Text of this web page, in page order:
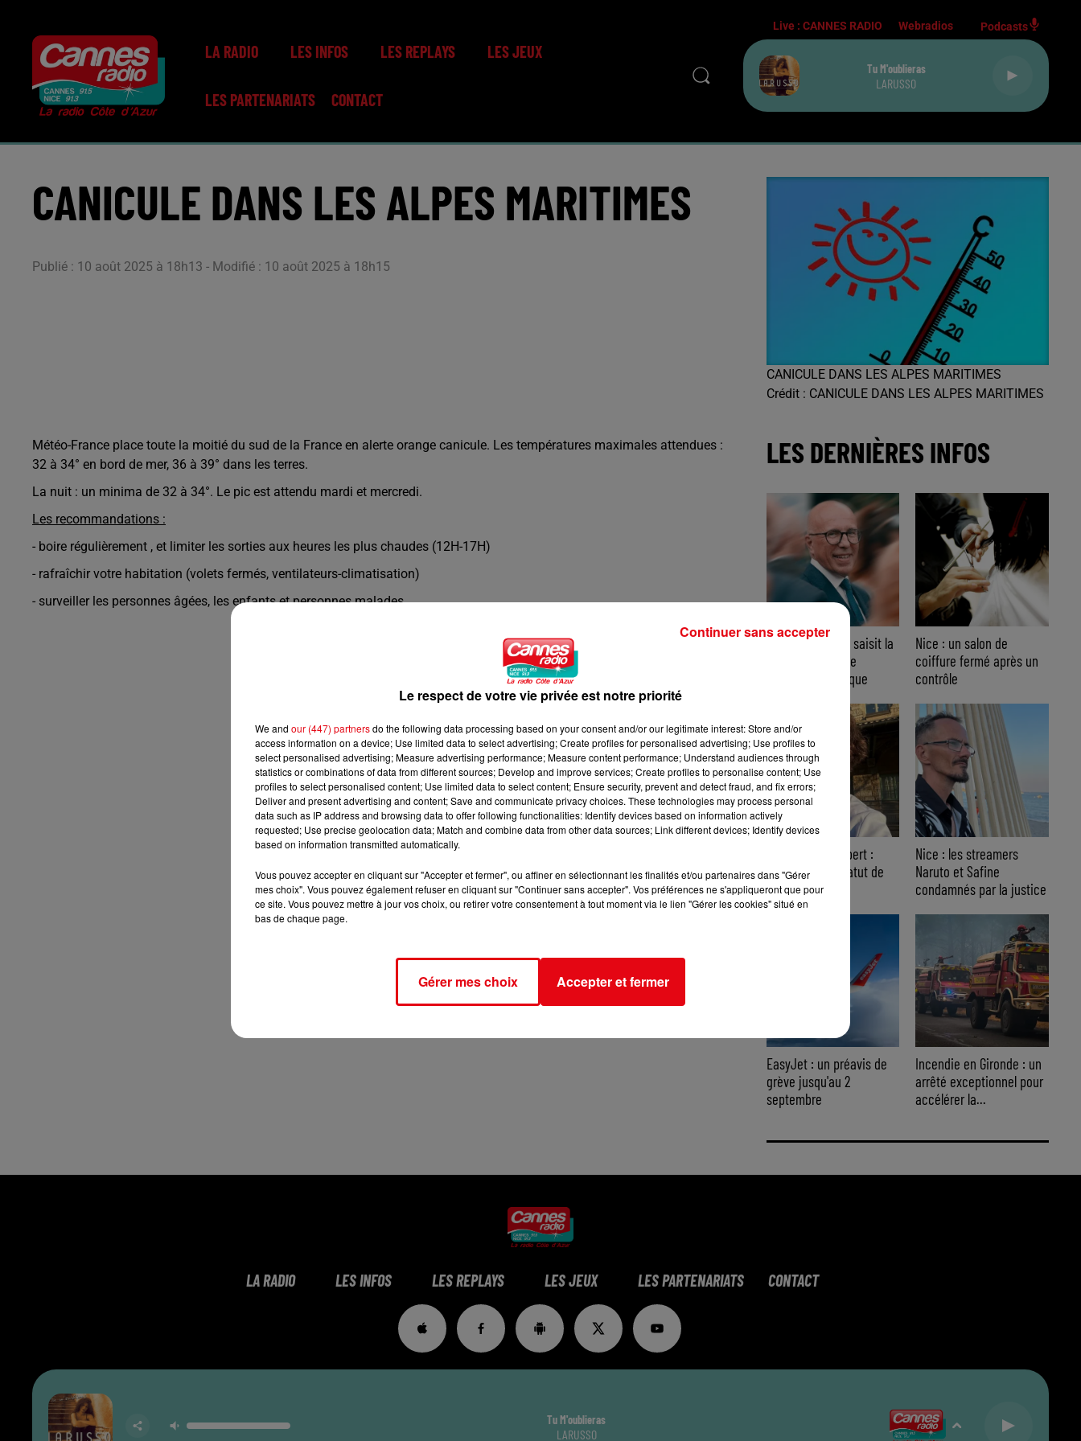
LA RADIO LES INFOS LES REPLAYS LES JEUX
LES PARTENARIATS CONTACT
Live :CANNES RADIO Webradios Podcasts
Tu M'oublieras
LARUSSO
CANICULE DANS LES ALPES MARITIMES
Publié : 10 août 2025 à 18h13 - Modifié : 10 août 2025 à 18h15
CANICULE DANS LES ALPES MARITIMES
Crédit : CANICULE DANS LES ALPES MARITIMES
Météo-France place toute la moitié du sud de la France en alerte orange canicule. Les températures maximales attendues :
32 à 34° en bord de mer, 36 à 39° dans les terres.
La nuit : un minima de 32 à 34°. Le pic est attendu mardi et mercredi.
Les recommandations :
- boire régulièrement , et limiter les sorties aux heures les plus chaudes (12H-17H)
- rafraîchir votre habitation (volets fermés, ventilateurs-climatisation)
- surveiller les personnes âgées, les enfants et personnes malades.
LES DERNIÈRES INFOS
Nice : Éric Ciotti saisit la
justice après une
chanson polémique
Nice : un salon de
coiffure fermé après un
contrôle
Affaire Jean Imbert :
placé sous le statut de
témoin assisté
Nice : les streamers
Naruto et Safine
condamnés par la justice
EasyJet : un préavis de
grève jusqu'au 2
septembre
Incendie en Gironde : un
arrêté exceptionnel pour
accélérer la...
LA RADIO LES INFOS LES REPLAYS LES JEUX LES PARTENARIATS CONTACT
Tu M'oublieras
LARUSSO
Le respect de votre vie privée est notre priorité
We and our (447) partnersdo the following data processing based on your consent and/or our legitimate interest: Store and/or
access information on a device; Use limited data to select advertising; Create profiles for personalised advertising; Use profiles to
select personalised advertising; Measure advertising performance; Measure content performance; Understand audiences through
statistics or combinations of data from different sources; Develop and improve services; Create profiles to personalise content; Use
profiles to select personalised content; Use limited data to select content; Ensure security, prevent and detect fraud, and fix errors;
Deliver and present advertising and content; Save and communicate privacy choices. These technologies may process personal
data such as IP address and browsing data to offer following functionalities: Identify devices based on information actively
requested; Use precise geolocation data; Match and combine data from other data sources; Link different devices; Identify devices
based on information transmitted automatically.
Vous pouvez accepter en cliquant sur "Accepter et fermer", ou affiner en sélectionnant les finalités et/ou partenaires dans "Gérer
mes choix". Vous pouvez également refuser en cliquant sur "Continuer sans accepter". Vos préférences ne s'appliqueront que pour
ce site. Vous pouvez mettre à jour vos choix, ou retirer votre consentement à tout moment via le lien "Gérer les cookies" situé en
bas de chaque page.
Gérer mes choix Accepter et fermer
Continuer sans accepter